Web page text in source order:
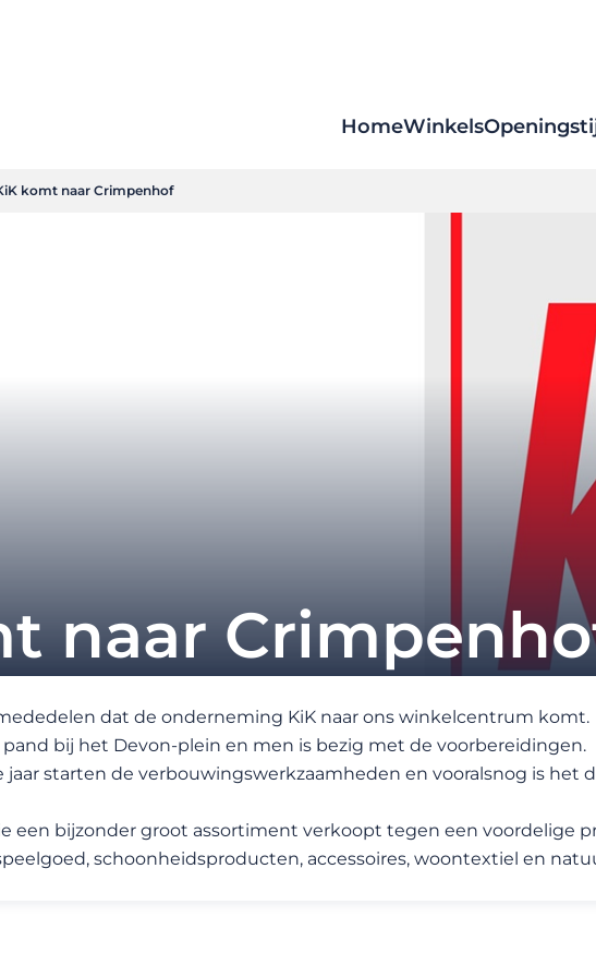
HomeWinkels
komt naar Crimpenhof
naar
dat de onderneming KiK naar ons winkelcentrum komt.
bij het Devon-plein en men is bezig met de voorbereidingen.
starten de verbouwingswerkzaamheden en vooralsnog is het
een bijzonder groot assortiment verkoopt tegen een voordelige
schoonheidsproducten, accessoires, woontextiel en